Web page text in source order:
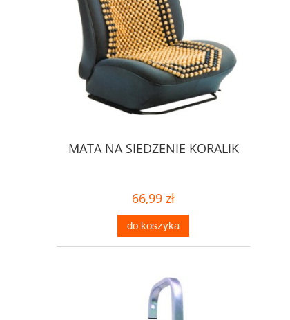
MATA NA SIEDZENIE KORALIK
66,99 zł
do koszyka